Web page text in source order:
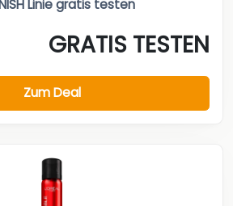
Linie gratis testen
GRATIS TESTEN
Zum Deal